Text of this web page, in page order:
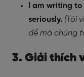
I am writing
seriously. (Tôi
đề mà chúng
3. Giải thích